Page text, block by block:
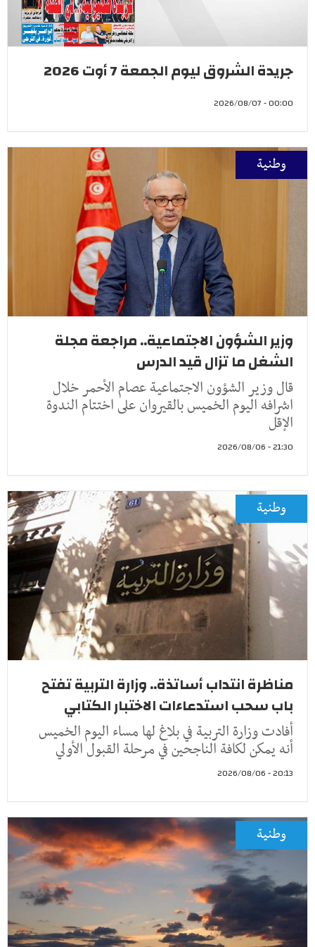
جريدة الشروق ليوم الجمعة 7 أوت 2026
00:00 - 2026/08/07
وطنية
وزير الشؤون الاجتماعية.. مراجعة مجلة
الشغل ما تزال قيد الدرس
قال وزير الشؤون الاجتماعية عصام الأحمر خلال
اشرافه اليوم الخميس بالقيروان على اختتام الندوة
الإقل
21:30 - 2026/08/06
وطنية
مناظرة انتداب أساتذة.. وزارة التربية تفتح
باب سحب استدعاءات الاختبار الكتابي
أفادت وزارة التربية في بلاغ لها مساء اليوم الخميس
أنه يمكن لكافة الناجحين في مرحلة القبول الأولي
20:13 - 2026/08/06
وطنية